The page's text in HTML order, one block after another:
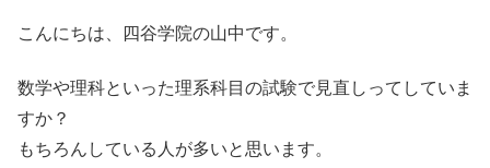
こんにちは、四谷学院の山中です。
数学や理科といった理系科目の試験で見直し ってしていま
すか？
もちろんしている人が多いと思います。